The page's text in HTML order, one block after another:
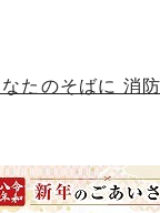
たのそばに 消